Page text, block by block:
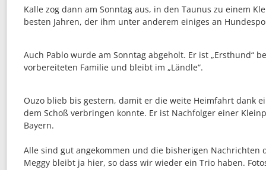
Kalle zog dann am Sonntag aus, in den Taunus zu einem
besten Jahren, der ihm unter anderem einiges an
Auch Pablo wurde am Sonntag abgeholt. Er ist „Ersthund“
vorbereiteten Familie und bleibt im „Ländle“.
Ouzo blieb bis gestern, damit er die weite Heimfahrt dank
dem Schoß verbringen konnte. Er ist Nachfolger einer
Bayern.
Alle sind gut angekommen und die bisherigen Nachrichten
Meggy bleibt ja hier, so dass wir wieder ein Trio haben.